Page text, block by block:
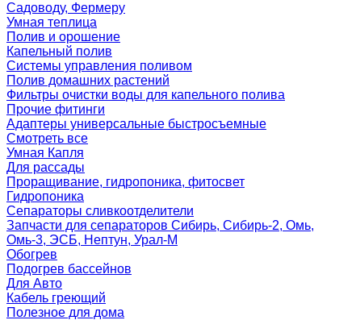
Садоводу, Фермеру
Умная теплица
Полив и орошение
Капельный полив
Системы управления поливом
Полив домашних растений
Фильтры очистки воды для капельного полива
Прочие фитинги
Адаптеры универсальные быстросъемные
Смотреть все
Умная Капля
Для рассады
Проращивание, гидропоника, фитосвет
Гидропоника
Сепараторы сливкоотделители
Запчасти для сепараторов Сибирь, Сибирь-2, Омь,
Омь-3, ЭСБ, Нептун, Урал-М
Обогрев
Подогрев бассейнов
Для Авто
Кабель греющий
Полезное для дома